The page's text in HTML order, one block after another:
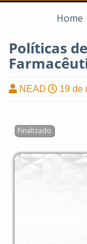
Home
Políticas
NEAD 19 de